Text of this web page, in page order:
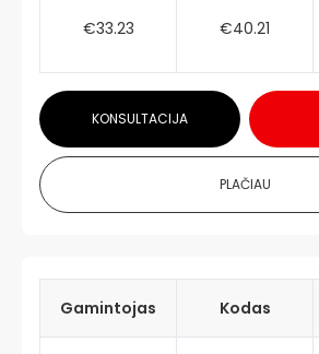
€33.23 €40.21
KONSULTACIJA
PLAČIAU
Gamintojas Kodas